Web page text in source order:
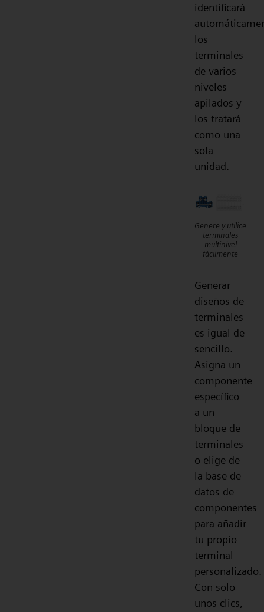
identificará
los
terminales
de varios
niveles
apilados y
los tratará
como una
sola
unidad.
Genere y utilice
terminales
multinivel
fácilmente
Generar
diseños de
terminales
es igual de
sencillo.
Asigna un
componente
específico
a un
bloque de
terminales
o elige de
la base de
datos de
componentes
para añadir
tu propio
terminal
personalizado.
Con solo
unos clics,